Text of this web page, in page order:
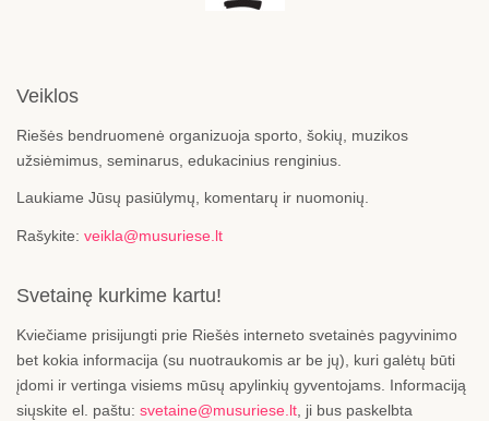
Veiklos
Riešės bendruomenė organizuoja sporto, šokių, muzikos
užsiėmimus, seminarus, edukacinius renginius.
Laukiame Jūsų pasiūlymų, komentarų ir nuomonių.
Rašykite: veikla@musuriese.lt
Svetainę kurkime kartu!
Kviečiame prisijungti prie Riešės interneto svetainės pagyvinimo
bet kokia informacija (su nuotraukomis ar be jų), kuri galėtų būti
įdomi ir vertinga visiems mūsų apylinkių gyventojams. Informaciją
siųskite el. paštu: svetaine@musuriese.lt , ji bus paskelbta